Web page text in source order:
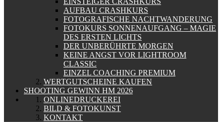
AUFBAU CRASHKURS
FOTOGRAFISCHE NACHTWANDERUNG
FOTOKURS SONNENAUFGANG – MAGIE
DES ERSTEN LICHTS
DER UNBERÜHRTE MORGEN
KEINE ANGST VOR LIGHTROOM
CLASSIC
EINZEL COACHING PREMIUM
WERTGUTSCHEINE KAUFEN
SHOOTING GEWINN HM 2026
ONLINEDRUCKEREI
BILD & FOTOKUNST
KONTAKT